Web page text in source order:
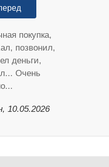
покупка,
позвонил,
деньги,
Очень
10.05.2026